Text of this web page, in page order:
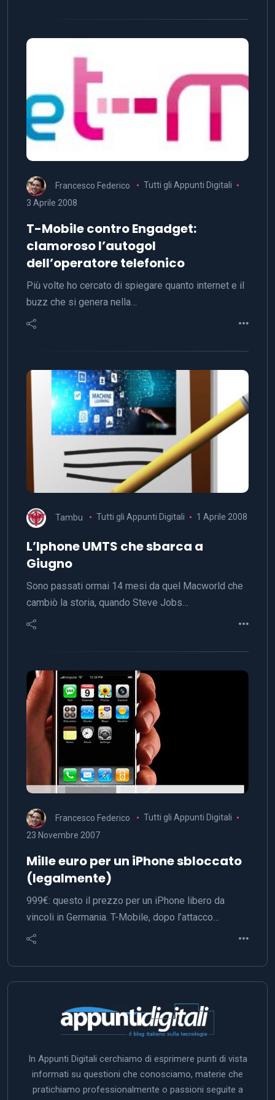
Francesco Federico
Tutti gli Appunti Digitali
3 Aprile 2008
T-Mobile contro Engadget:
clamoroso l’autogol
dell’operatore telefonico
Più volte ho cercato di spiegare quanto internet e il
buzz che si genera nella…
Tambu Tutti gli Appunti Digitali 1 Aprile 2008
L’Iphone UMTS che sbarca a
Giugno
Sono passati ormai 14 mesi da quel Macworld che
cambiò la storia, quando Steve Jobs…
Francesco Federico
Tutti gli Appunti Digitali
23 Novembre 2007
Mille euro per un iPhone sbloccato
(legalmente)
999€: questo il prezzo per un iPhone libero da
vincoli in Germania. T-Mobile, dopo l’attacco…
In Appunti Digitali cerchiamo di esprimere punti di vista
informati su questioni che conosciamo, materie che
pratichiamo professionalmente o passioni seguite a